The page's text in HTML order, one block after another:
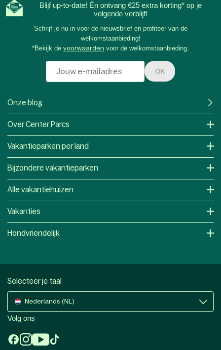
Blijf up-to-date! Én ontvang €25 extra korting* op je
volgende verblijf!
Schrijf je nu in voor de nieuwsbrief en profiteer van de
welkomstaanbieding!
*Bekijk de voorwaarden voor de welkomstaanbieding.
OK
Onze blog
Over Center Parcs
Vakantieparken per land
Bijzondere vakantieparken
Alle vakantiehuizen
Vakanties
Hondvriendelijk
Selecteer je taal
Nederlands (NL)
Volg ons